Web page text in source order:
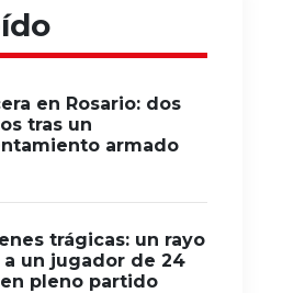
en Rosario: dos
tras un
armado
trágicas: un rayo
a un jugador de 24
pleno partido